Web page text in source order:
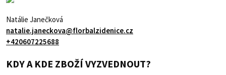
Natálie Janečková
natalie.janeckova@florbalzidenice.cz
+420607225688
KDY A KDE ZBOŽÍ VYZVEDNOUT?